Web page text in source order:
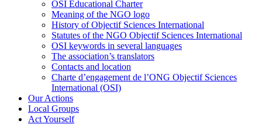
OSI Educational Charter
Meaning of the NGO logo
History of Objectif Sciences International
Statutes of the NGO Objectif Sciences International
OSI keywords in several languages
The association’s translators
Contacts and location
Charte d’engagement de l’ONG Objectif Sciences
International (OSI)
Our Actions
Local Groups
Act Yourself